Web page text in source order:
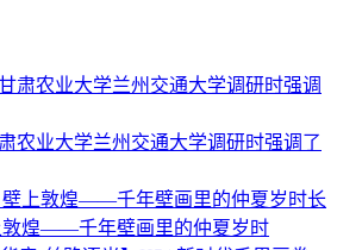
农业大学兰州交通大学调研时强调了
长
敦煌——千年壁画里的仲夏岁时